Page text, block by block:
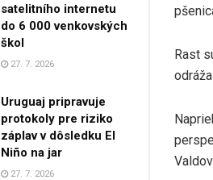
satelitního internetu
do 6 000 venkovských
škol
27. 7. 2026
Uruguaj pripravuje
protokoly pre riziko
záplav v dôsledku El
Niño na jar
27. 7. 2026
Rast